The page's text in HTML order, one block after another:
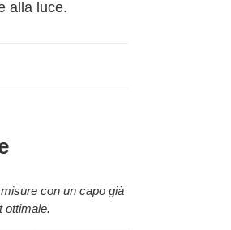
alla luce.
con un capo già
ottimale.